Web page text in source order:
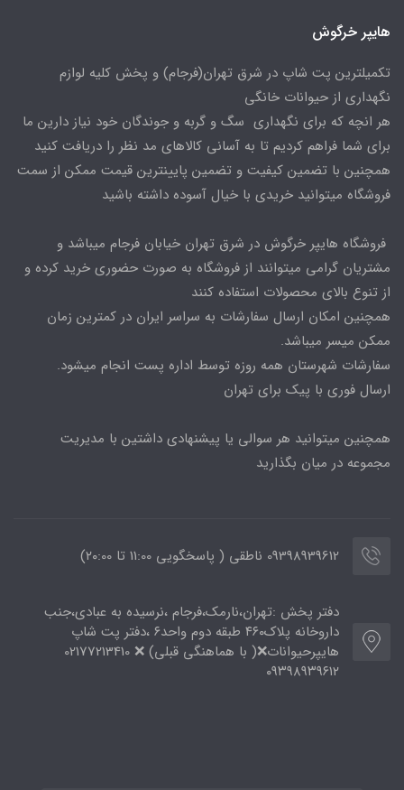
هایپر خرگوش
تکمیلترین پت شاپ در شرق تهران(فرجام) و پخش کلیه لوازم
نگهداری از حیوانات خانگی
هر انچه که برای نگهداری سگ و گربه و جوندگان خود نیاز دارین ما
برای شما فراهم کردیم تا به آسانی کالاهای مد نظر را دریافت کنید
همچنین با تضمین کیفیت و تضمین پایینترین قیمت ممکن از سمت
فروشگاه میتوانید خریدی با خیال آسوده داشته باشید
فروشگاه هایپر خرگوش در شرق تهران خیابان فرجام میباشد و
مشتریان گرامی میتوانند از فروشگاه به صورت حضوری خرید کرده و
از تنوع بالای محصولات استفاده کنند
همچنین امکان ارسال سفارشات به سراسر ایران در کمترین زمان
ممکن میسر میباشد.
سفارشات شهرستان همه روزه توسط اداره پست انجام میشود.
ارسال فوری با پیک برای تهران
همچنین میتوانید هر سوالی یا پیشنهادی داشتین با مدیریت
مجموعه در میان بگذارید
09398939612 ناطقی ( پاسخگویی 11:00 تا ۲۰:00)
دفتر پخش :تهران،نارمک،فرجام ،نرسیده به عبادی،جنب
داروخانه پلاک۴۶۰ طبقه دوم واحد۶ ،دفتر پت شاپ
هایپرحیوانات❌( با هماهنگی قبلی) ❌ 02177213410
۰۹۳۹۸۹۳۹۶۱۲